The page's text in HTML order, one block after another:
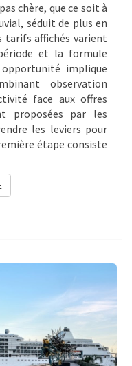
chère, que ce soit à
séduit de plus en
tarifs affichés varient
et la formule
implique
observation
face aux offres
proposées par les
les leviers pour
étape consiste
READ MORE